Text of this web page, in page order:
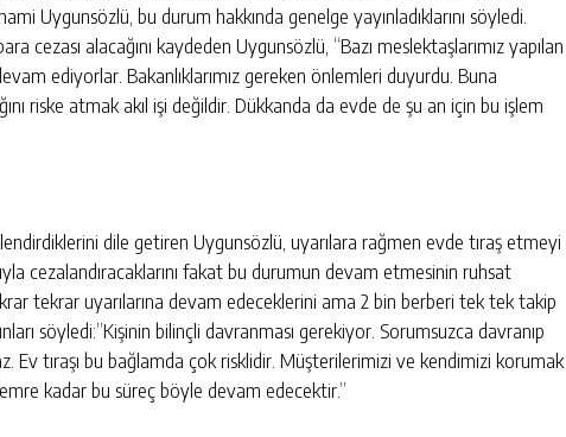
Uygunsözlü, bu durum hakkında genelge yayınladıklarını söyledi.
cezası alacağını kaydeden Uygunsözlü, “Bazı meslektaşlarımız yapılan
ediyorlar. Bakanlıklarımız gereken önlemleri duyurdu. Buna
riske atmak akıl işi değildir. Dükkanda da evde de şu an için bu işlem
dile getiren Uygunsözlü, uyarılara rağmen evde tıraş etmeyi
cezalandıracaklarını fakat bu durumun devam etmesinin ruhsat
tekrar uyarılarına devam edeceklerini ama 2 bin berberi tek tek takip
söyledi:”Kişinin bilinçli davranması gerekiyor. Sorumsuzca davranıp
Ev tıraşı bu bağlamda çok risklidir. Müşterilerimizi ve kendimizi korumak
kadar bu süreç böyle devam edecektir.”